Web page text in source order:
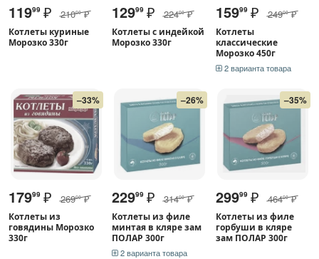
11999 ₽ 21000 ₽
Котлеты куриные
Морозко 330г
12999 ₽ 22400 ₽
Котлеты с индейкой
Морозко 330г
15999 ₽ 24900 ₽
Котлеты
классические
Морозко 450г
2 варианта товара
–33%
17999 ₽ 26900 ₽
Котлеты из
говядины Морозко
330г
–26%
22999 ₽ 31400 ₽
Котлеты из филе
минтая в кляре зам
ПОЛАР 300г
2 варианта товара
–35%
29999 ₽ 46400 ₽
Котлеты из филе
горбуши в кляре
зам ПОЛАР 300г